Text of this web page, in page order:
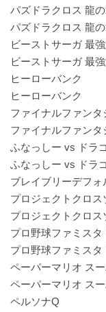
パズドラクロス 龍
パズドラクロス 龍
ビーストサーガ 最
ビーストサーガ 最
ヒーローバンク
ヒーローバンク
ファイナルファン
ファイナルファン
ふなっしー vs ドラ
ふなっしー vs ドラ
ブレイブリーデフォ
プロジェクトクロス
プロジェクトクロス
プロ野球ファミスタ
プロ野球ファミスタ
ペーパーマリオ ス
ペーパーマリオ ス
ペルソナQ